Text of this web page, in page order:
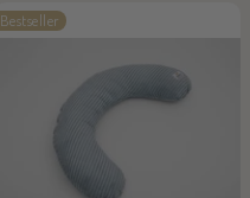
Bestseller